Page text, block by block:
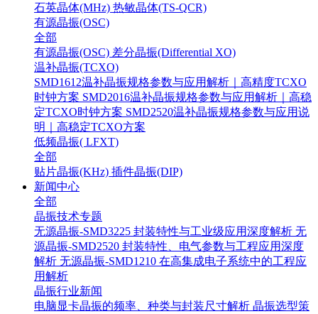
石英晶体(MHz) 热敏晶体(TS-QCR)
有源晶振(OSC)
全部
有源晶振(OSC) 差分晶振(Differential XO)
温补晶振(TCXO)
SMD1612温补晶振规格参数与应用解析｜高精度TCXO
时钟方案 SMD2016温补晶振规格参数与应用解析｜高稳
定TCXO时钟方案 SMD2520温补晶振规格参数与应用说
明｜高稳定TCXO方案
低频晶振( LFXT)
全部
贴片晶振(KHz) 插件晶振(DIP)
新闻中心
全部
晶振技术专题
无源晶振-SMD3225 封装特性与工业级应用深度解析 无
源晶振-SMD2520 封装特性、电气参数与工程应用深度
解析 无源晶振-SMD1210 在高集成电子系统中的工程应
用解析
晶振行业新闻
电脑显卡晶振的频率、种类与封装尺寸解析 晶振选型策